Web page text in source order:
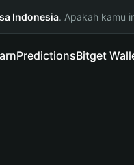
Indonesia. Apakah kamu
PredictionsBitget